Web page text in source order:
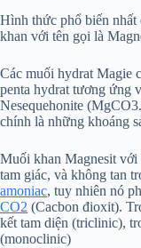
Hình thức phổ biến
khan với tên gọi là
Các muối hydrat Magie
penta hydrat tương ứng
Nesequehonite
chính là những khoáng
Muối khan Magnesit với
tam giác, và không tan
amoniac, tuy nhiên nó
CO2 (Cacbon đioxit).
kết tam diện (triclinic),
(monoclinic)